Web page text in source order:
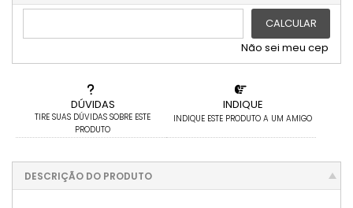
DÚVIDAS
TIRE SUAS DÚVIDAS SOBRE ESTE
PRODUTO
INDIQUE
INDIQUE ESTE PRODUTO A UM AMIGO
CALCULAR
Não sei meu cep
DESCRIÇÃO DO PRODUTO